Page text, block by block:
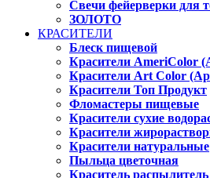
Свечи фейерверки для
ЗОЛОТО
КРАСИТЕЛИ
Блеск пищевой
Красители AmeriColor
Красители Art Color
Красители Топ Продукт
Фломастеры пищевые
Красители сухие
Красители
Красители натуральные
Пыльца цветочная
Краситель распылитель